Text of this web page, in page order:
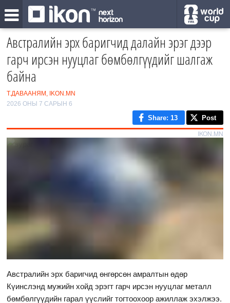
Австралийн эрх баригчид далайн эрэг дээр
гарч ирсэн нууцлаг бөмбөлгүүдийг шалгаж
байна
Т.ДАВААНЯМ, IKON.MN
2026 ОНЫ 7 САРЫН 6
Share: 13 Post
IKON.MN
Австралийн эрх баригчид өнгөрсөн амралтын өдөр
Күинслэнд мужийн хойд эрэгт гарч ирсэн нууцлаг металл
бөмбөлгүүдийн гарал үүслийг тогтоохоор ажиллаж эхэлжээ.